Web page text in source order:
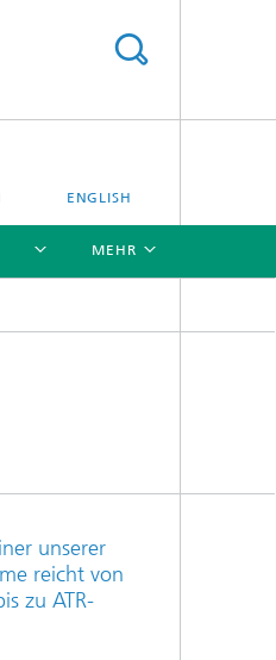
ENGLISH
MEHR
unserer
reicht von
zu ATR-